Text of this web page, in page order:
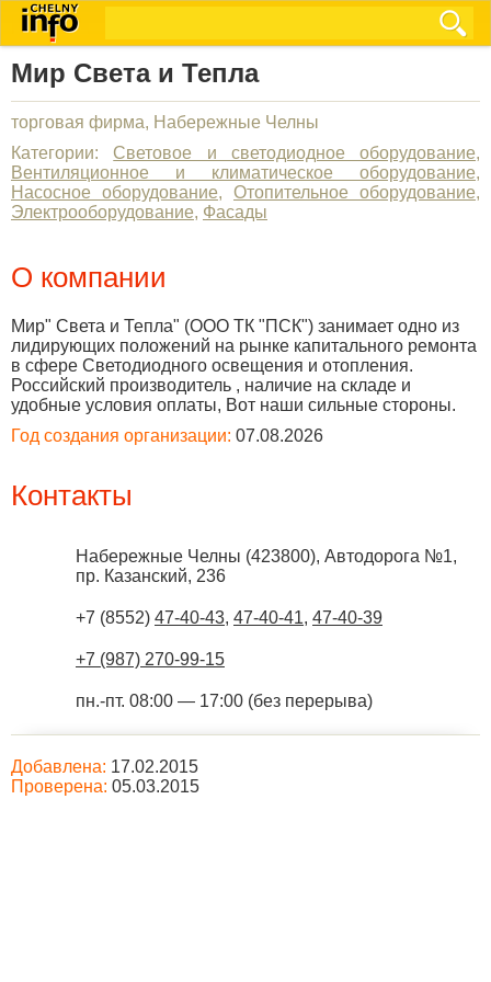
Мир Света и Тепла
торговая фирма, Набережные Челны
Категории: Световое и светодиодное оборудование,
Вентиляционное и климатическое оборудование,
Насосное оборудование, Отопительное оборудование,
Электрооборудование, Фасады
О компании
Мир" Света и Тепла" (ООО ТК "ПСК") занимает одно из
лидирующих положений на рынке капитального ремонта
в сфере Светодиодного освещения и отопления.
Российский производитель , наличие на складе и
удобные условия оплаты, Вот наши сильные стороны.
Год создания организации: 07.08.2026
Контакты
Набережные Челны (423800), Автодорога №1,
пр. Казанский, 236
+7 (8552) 47-40-43, 47-40-41, 47-40-39
+7 (987) 270-99-15
пн.-пт. 08:00 — 17:00 (без перерыва)
Добавлена: 17.02.2015
Проверена: 05.03.2015